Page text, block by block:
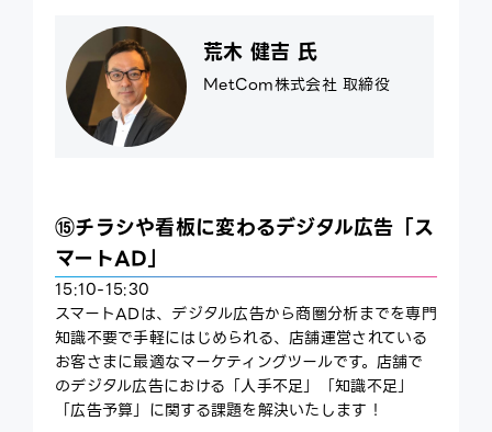
荒木 健吉 氏
MetCom株式会社 取締役
⑮チラシや看板に変わるデジタル広告「ス
マートAD」
15:10-15:30
スマートADは、デジタル広告から商圏分析までを専門
知識不要で手軽にはじめられる、店舗運営されている
お客さまに最適なマーケティングツールです。店舗で
のデジタル広告における「人手不足」「知識不足」
「広告予算」に関する課題を解決いたします！